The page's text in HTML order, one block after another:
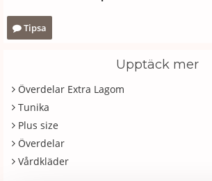
Tipsa
Upptäck mer
Överdelar Extra Lagom
Tunika
Plus size
Överdelar
Vårdkläder